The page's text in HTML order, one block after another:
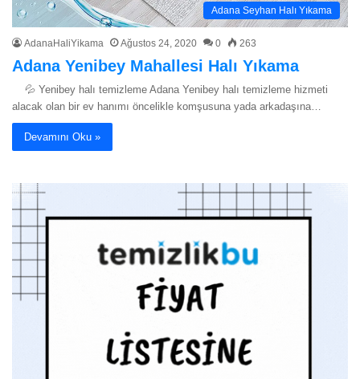
Adana Seyhan Halı Yıkama
AdanaHaliYikama Ağustos 24, 2020 0 263
Adana Yenibey Mahallesi Halı Yıkama
💦 Yenibey halı temizleme Adana Yenibey halı temizleme hizmeti
alacak olan bir ev hanımı öncelikle komşusuna yada arkadaşına…
Devamını Oku »